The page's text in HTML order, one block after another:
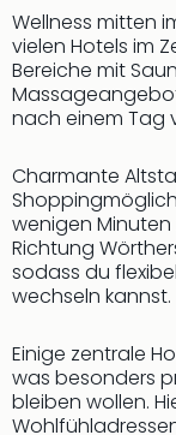
Wellness mitten
vielen Hotels im
Bereiche mit
nach einem Tag
Charmante
wenigen Minuten
Richtung
sodass du
wechseln kannst.
Einige zentrale
was besonders
bleiben wollen.